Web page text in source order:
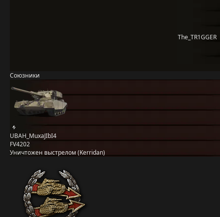
The_TR1GGER
Союзники
UBAH_MuxaJIbI4
FV4202
Уничтожен выстрелом (Kerridan)